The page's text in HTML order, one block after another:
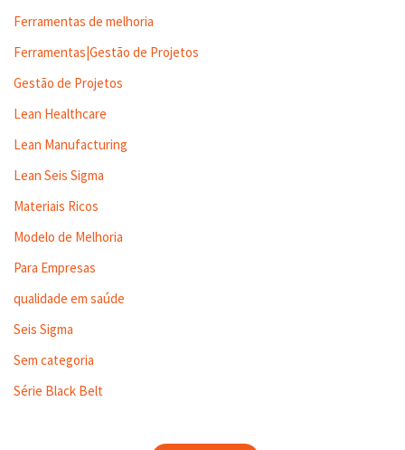
Ferramentas de melhoria
Ferramentas|Gestão de Projetos
Gestão de Projetos
Lean Healthcare
Lean Manufacturing
Lean Seis Sigma
Materiais Ricos
Modelo de Melhoria
Para Empresas
qualidade em saúde
Seis Sigma
Sem categoria
Série Black Belt